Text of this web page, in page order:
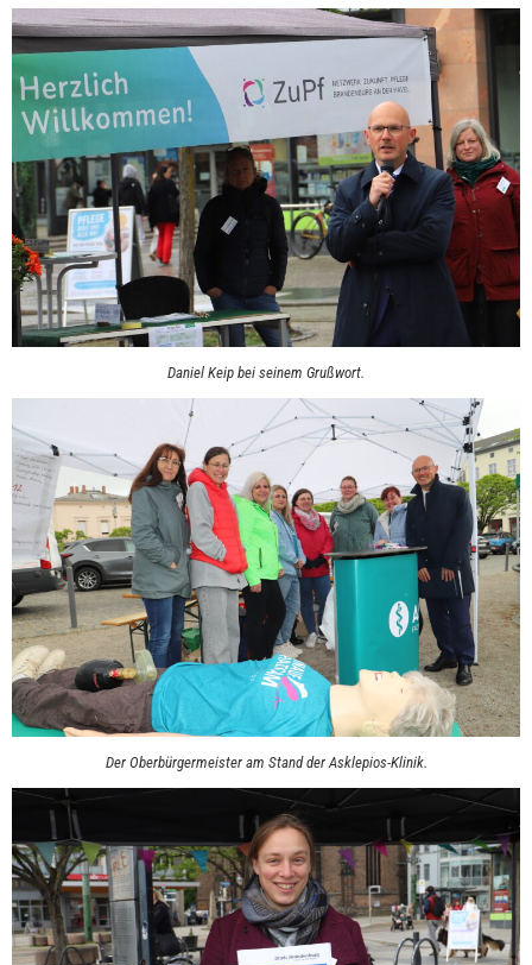
Daniel Keip bei seinem Grußwort.
Der Oberbürgermeister am Stand der Asklepios-Klinik.